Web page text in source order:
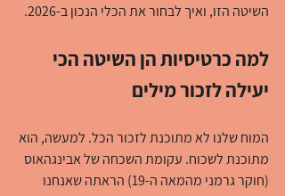
השיטה הזו, ואיך לבחור את הכלי הנכון ב-2026.
למה כרטיסיות הן השיטה הכי
יעילה לזכור מילים
המוח שלנו לא מתוכנת לזכור הכל. למעשה, הוא
מתוכנת לשכוח. עקומת השכחה של אבינגהאוס
(חוקר גרמני מהמאה ה-19) הראתה שאנחנו